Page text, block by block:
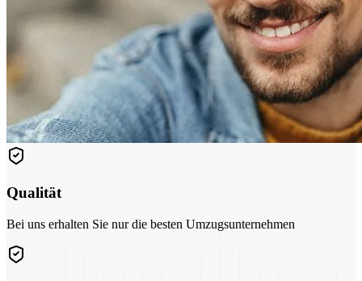
Qualität
Bei uns erhalten Sie nur die besten Umzugsunternehmen